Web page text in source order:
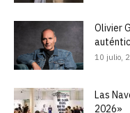
Olivier
10 julio,
Las
2026»